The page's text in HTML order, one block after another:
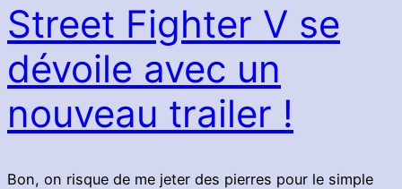
Street Fighter V se
dévoile avec un
nouveau trailer !
Bon, on risque de me jeter des pierres pour le simple